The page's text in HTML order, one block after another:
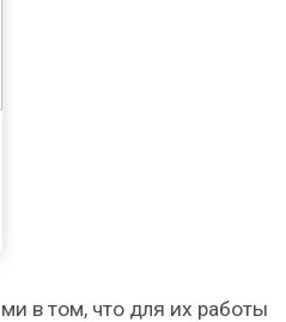
в том, что для их работы